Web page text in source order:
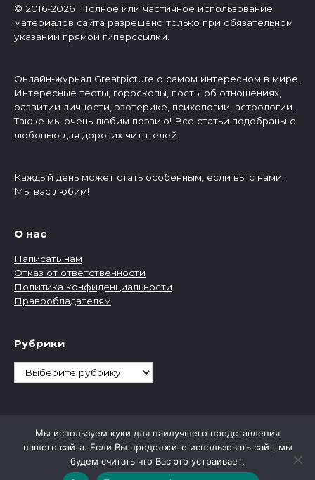
© 2016-2026 Полное или частичное использование
материалов сайта разрешено только при обязательном
указании прямой гиперссылки.
Онлайн-журнал Greatpicture о самом интересном в мире.
Интересные тесты, гороскопы, посты об отношениях,
развитии личности, эзотерике, психологии, астрологии.
Также мы очень любим поэзию! Все статьи подобраны с
любовью для дорогих читателей.
Каждый день может стать особенным, если вы с нами.
Мы вас любим!
О нас
Написать нам
Отказ от ответственности
Политика конфиденциальности
Правообладателям
Рубрики
Рубрики
Мы используем куки для наилучшего представления
нашего сайта. Если Вы продолжите использовать сайт, мы
будем считать что Вас это устраивает.